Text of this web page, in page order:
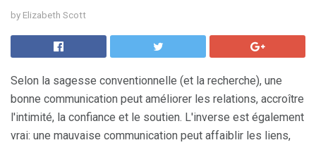
by Elizabeth Scott
Selon la sagesse conventionnelle (et la recherche), une
bonne communication peut améliorer les relations, accroître
l'intimité, la confiance et le soutien. L'inverse est également
vrai: une mauvaise communication peut affaiblir les liens,